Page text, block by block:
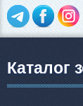
Каталог